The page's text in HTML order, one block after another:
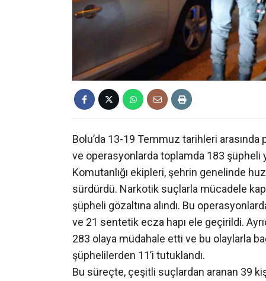
Bolu’da 13-19 Temmuz tarihleri
ve operasyonlarda toplamda 183 şüpheli
Komutanlığı ekipleri, şehrin genelinde
sürdürdü. Narkotik suçlarla mücadele
şüpheli gözaltına alındı. Bu
ve 21 sentetik ecza hapı ele geçirildi.
283 olaya müdahale etti ve bu olaylarla
şüphelilerden 11’i tutuklandı.
Bu süreçte, çeşitli suçlardan aranan 39